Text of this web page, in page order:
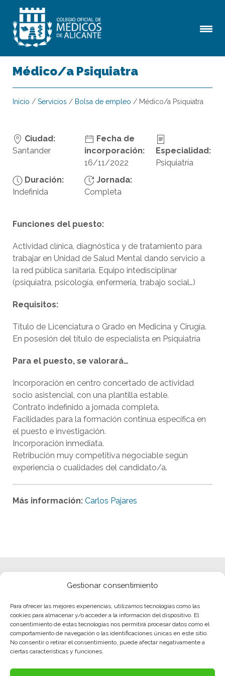
Gestionar consentimiento
Para ofrecer las mejores experiencias, utilizamos tecnologías como las
cookies para almacenar y/o acceder a la información del dispositivo. El
consentimiento de estas tecnologías nos permitirá procesar datos como el
comportamiento de navegación o las identificaciones únicas en este sitio.
No consentir o retirar el consentimiento, puede afectar negativamente a
ciertas características y funciones.
Médico/a Psiquiatra
Inicio / Servicios / Bolsa de empleo / Médico/a Psiquiatra
Ciudad:
Santander
Fecha de
incorporación:
16/11/2022
Especialidad:
Psiquiatría
Duración:
Indefinida
Jornada:
Completa
Funciones del puesto:
Actividad clínica, diagnóstica y de tratamiento para
trabajar en Unidad de Salud Mental dando servicio a
la red pública sanitaria. Equipo intedisciplinar
(psiquiatra, psicología, enfermería, trabajo social…)
Requisitos:
Título de Licenciatura o Grado en Medicina y Cirugía.
En posesión del título de especialista en Psiquiatría
Para el puesto, se valorará…
Incorporación en centro concertado de actividad
socio asistencial, con una plantilla estable.
Contrato indefinido a jornada completa.
Facilidades para la formación continua específica en
el puesto e investigación.
Incorporación inmediata.
Retribución muy competitiva negociable según
experiencia o cualidades del candidato/a.
Más información: Carlos Pajares